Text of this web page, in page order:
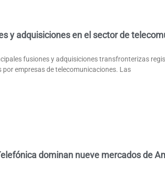
y adquisiciones en el sector de
fusiones y adquisiciones transfronterizas
empresas de telecomunicaciones. Las
dominan nueve mercados de